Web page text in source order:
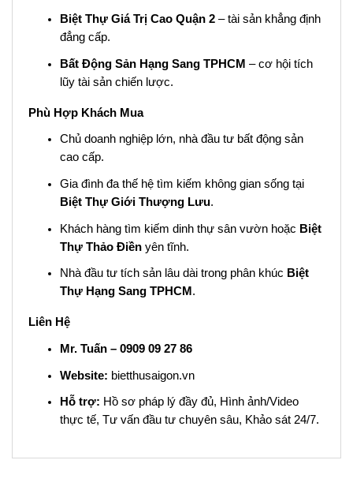
Biệt Thự Giá Trị Cao Quận 2 – tài sản khẳng định
đẳng cấp.
Bất Động Sản Hạng Sang TPHCM – cơ hội tích
lũy tài sản chiến lược.
Phù Hợp Khách Mua
Chủ doanh nghiệp lớn, nhà đầu tư bất động sản
cao cấp.
Gia đình đa thế hệ tìm kiếm không gian sống tại
Biệt Thự Giới Thượng Lưu.
Khách hàng tìm kiếm dinh thự sân vườn hoặc Biệt
Thự Thảo Điền yên tĩnh.
Nhà đầu tư tích sản lâu dài trong phân khúc Biệt
Thự Hạng Sang TPHCM .
Liên Hệ
Mr. Tuấn – 0909 09 27 86
Website: bietthusaigon.vn
Hỗ trợ: Hồ sơ pháp lý đầy đủ, Hình ảnh/Video
thực tế, Tư vấn đầu tư chuyên sâu, Khảo sát 24/7.